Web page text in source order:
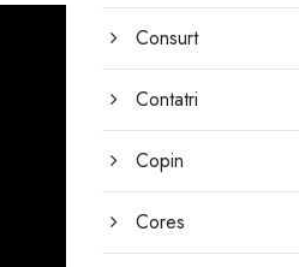
Consurt
Contatri
Copin
Cores